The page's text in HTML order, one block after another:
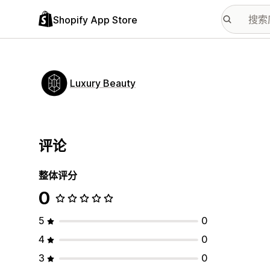
Shopify App Store
Luxury Beauty
评论
整体评分
0
5
0
4
0
3
0